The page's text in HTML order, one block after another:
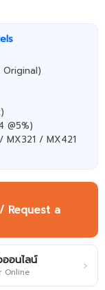
Original)
@5%)
MX321 / MX421
Request a
อนไลน์
Online ›